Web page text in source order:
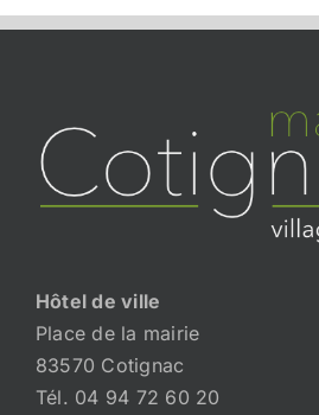
Hôtel de ville
Place de la mairie
83570 Cotignac
Tél. 04 94 72 60 20